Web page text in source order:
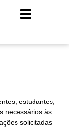
estudantes,
necessários às
solicitadas